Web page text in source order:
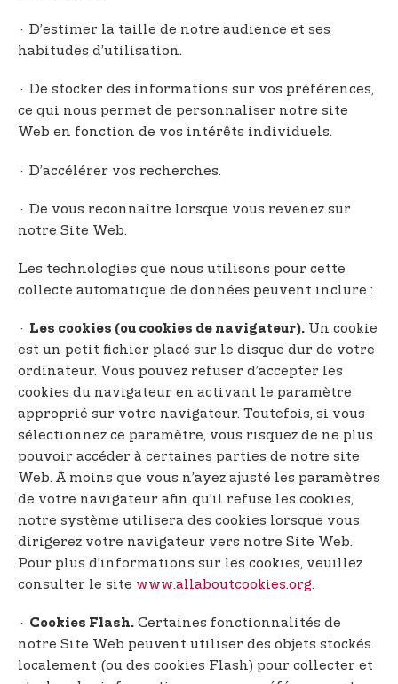
· D’estimer la taille de notre audience et ses
habitudes d’utilisation.
· De stocker des informations sur vos préférences,
ce qui nous permet de personnaliser notre site
Web en fonction de vos intérêts individuels.
· D’accélérer vos recherches.
· De vous reconnaître lorsque vous revenez sur
notre Site Web.
Les technologies que nous utilisons pour cette
collecte automatique de données peuvent inclure :
· Les cookies (ou cookies de navigateur). Un cookie
est un petit fichier placé sur le disque dur de votre
ordinateur. Vous pouvez refuser d’accepter les
cookies du navigateur en activant le paramètre
approprié sur votre navigateur. Toutefois, si vous
sélectionnez ce paramètre, vous risquez de ne plus
pouvoir accéder à certaines parties de notre site
Web. À moins que vous n’ayez ajusté les paramètres
de votre navigateur afin qu’il refuse les cookies,
notre système utilisera des cookies lorsque vous
dirigerez votre navigateur vers notre Site Web.
Pour plus d’informations sur les cookies, veuillez
consulter le site www.allaboutcookies.org.
· Cookies Flash. Certaines fonctionnalités de
notre Site Web peuvent utiliser des objets stockés
localement (ou des cookies Flash) pour collecter et